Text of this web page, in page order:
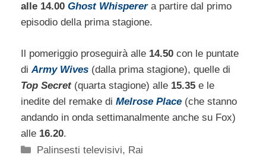
alle 14.00 Ghost Whisperera partire dal primo
episodio della prima stagione.
Il pomeriggio proseguirà alle 14.50 con le puntate
diArmy Wives (dalla prima stagione), quelle di
Top Secret(quarta stagione) alle 15.35 e le
inedite del remake di Melrose Place (che stanno
andando in onda settimanalmente anche su Fox)
alle 16.20.
Categorie
Palinsesti televisivi, Rai